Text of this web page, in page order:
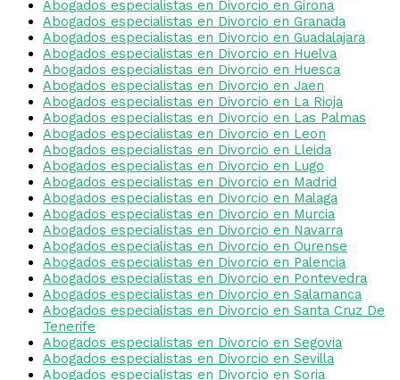
Abogados especialistas en Divorcio en Girona
Abogados especialistas en Divorcio en Granada
Abogados especialistas en Divorcio en Guadalajara
Abogados especialistas en Divorcio en Huelva
Abogados especialistas en Divorcio en Huesca
Abogados especialistas en Divorcio en Jaen
Abogados especialistas en Divorcio en La Rioja
Abogados especialistas en Divorcio en Las Palmas
Abogados especialistas en Divorcio en Leon
Abogados especialistas en Divorcio en Lleida
Abogados especialistas en Divorcio en Lugo
Abogados especialistas en Divorcio en Madrid
Abogados especialistas en Divorcio en Malaga
Abogados especialistas en Divorcio en Murcia
Abogados especialistas en Divorcio en Navarra
Abogados especialistas en Divorcio en Ourense
Abogados especialistas en Divorcio en Palencia
Abogados especialistas en Divorcio en Pontevedra
Abogados especialistas en Divorcio en Salamanca
Abogados especialistas en Divorcio en Santa Cruz De
Tenerife
Abogados especialistas en Divorcio en Segovia
Abogados especialistas en Divorcio en Sevilla
Abogados especialistas en Divorcio en Soria